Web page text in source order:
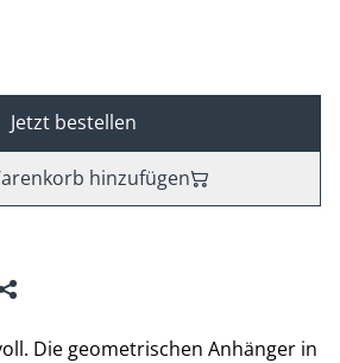
Jetzt bestellen
hinzufügen
Die geometrischen Anhänger in